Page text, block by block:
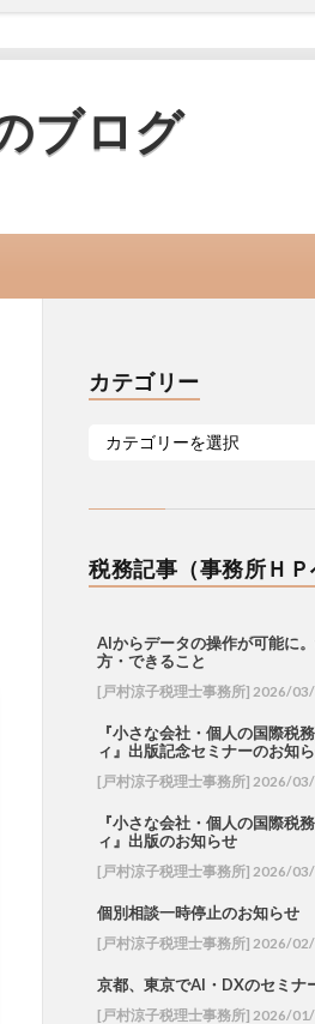
ブログ
カテゴリー
税務記事（事務所ＨＰ
AIからデータの操作が可能に
方・できること
[戸村涼子税理士事務所] 2026/
『小さな会社・個人の国際税
ィ』出版記念セミナーのお知
[戸村涼子税理士事務所] 2026/
『小さな会社・個人の国際税
ィ』出版のお知らせ
[戸村涼子税理士事務所] 2026/
個別相談一時停止のお知らせ
[戸村涼子税理士事務所] 2026/
京都、東京でAI・DXのセミナ
[戸村涼子税理士事務所] 2026/